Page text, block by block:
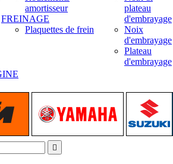
amortisseur
FREINAGE
Plaquettes de frein
plateau
d'embrayage
Noix
d'embrayage
Plateau
d'embrayage
